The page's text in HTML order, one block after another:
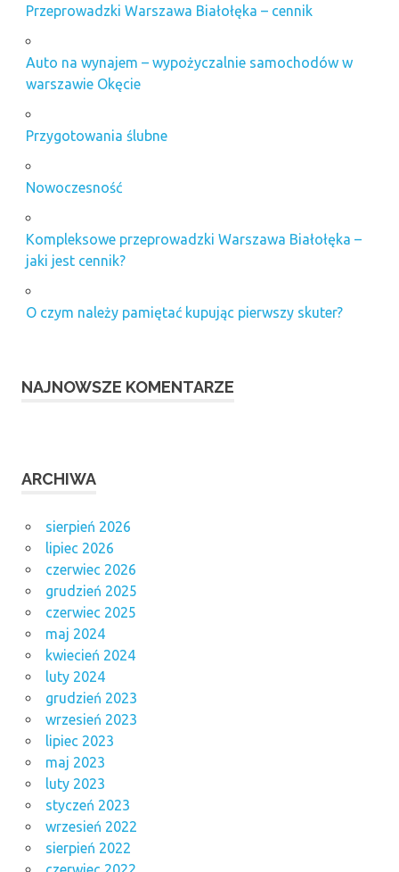
Przeprowadzki Warszawa Białołęka – cennik
Auto na wynajem – wypożyczalnie samochodów w
warszawie Okęcie
Przygotowania ślubne
Nowoczesność
Kompleksowe przeprowadzki Warszawa Białołęka –
jaki jest cennik?
O czym należy pamiętać kupując pierwszy skuter?
NAJNOWSZE KOMENTARZE
ARCHIWA
sierpień 2026
lipiec 2026
czerwiec 2026
grudzień 2025
czerwiec 2025
maj 2024
kwiecień 2024
luty 2024
grudzień 2023
wrzesień 2023
lipiec 2023
maj 2023
luty 2023
styczeń 2023
wrzesień 2022
sierpień 2022